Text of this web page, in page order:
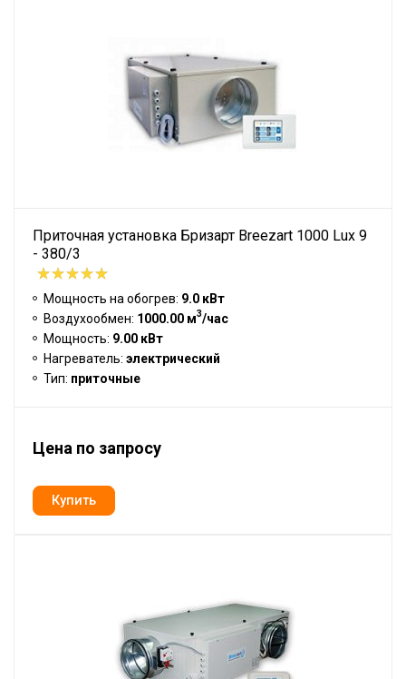
Приточная установка Бризарт Breezart 1000 Lux 9
- 380/3
Мощность на обогрев: 9.0 кВт
Воздухообмен: 1000.00 м3/час
Мощность: 9.00 кВт
Нагреватель: электрический
Тип: приточные
Цена по запросу